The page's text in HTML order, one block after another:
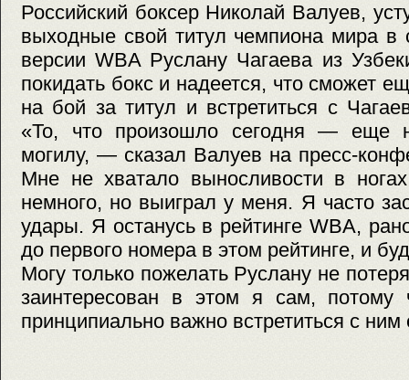
Российский боксер Николай Валуев,
выходные свой титул чемпиона мира в
версии WBA Руслану Чагаева из
покидать бокс и надеется, что сможет
на бой за титул и встретиться с
«То, что произошло сегодня — еще
могилу, — сказал Валуев на пресс-
Мне не хватало выносливости в
немного, но выиграл у меня. Я часто
удары. Я останусь в рейтинге WBA,
до первого номера в этом рейтинге, и
Могу только пожелать Руслану не
заинтересован в этом я сам, потому
принципиально важно встретиться с